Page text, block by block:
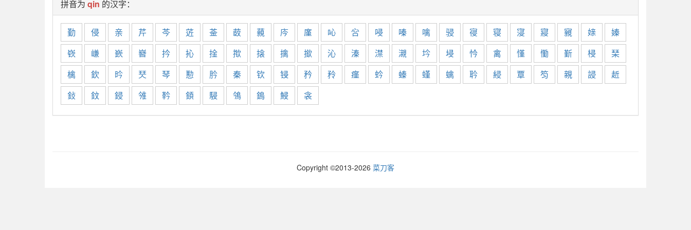
拼音为 qin 的汉字：
勤 侵 亲 芹 芩 菦 菳 菣 藽 庈 廑 吣 吢 唚 嗪 噙 骎 寑 寝 寖 寢 寴 媇
嫀
嵚
嵰 嶔 嶜 扲 抋 捦 揿 搇 擒 撳 沁 溱 澿 瀙 坅 埐 忴 禽 慬 懄 斳 梫
琹
檎
欽 昑 珡 琴 懃 肣 秦 钦 锓 矜 矝 瘽 蚙 螓 螼 蠄 耹 綅 覃 笉 親 誛
赾
鈙
鈫 鋟 雂 靲 顉 駸 鳹 鵭 鮼 衾
Copyright ©2013-2026 菜刀客